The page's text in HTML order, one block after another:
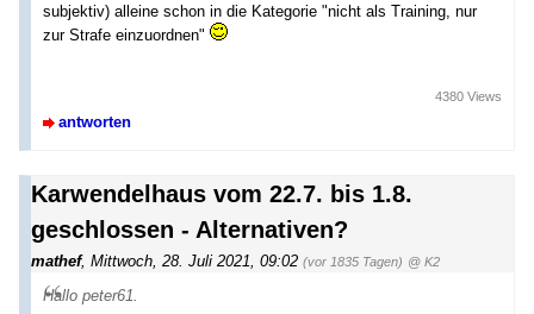
subjektiv) alleine schon in die Kategorie "nicht als Training, nur
zur Strafe einzuordnen"
antworten
4380 Views
Karwendelhaus vom 22.7. bis 1.8.
geschlossen - Alternativen?
mathef, Mittwoch, 28. Juli 2021, 09:02 (vor 1835 Tagen) @ K2
Hallo peter61.